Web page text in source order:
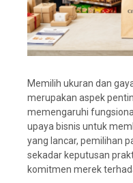
Memilih ukuran dan
merupakan aspek
memengaruhi
upaya bisnis untuk
yang lancar, pemilihan
sekadar keputusan
komitmen merek